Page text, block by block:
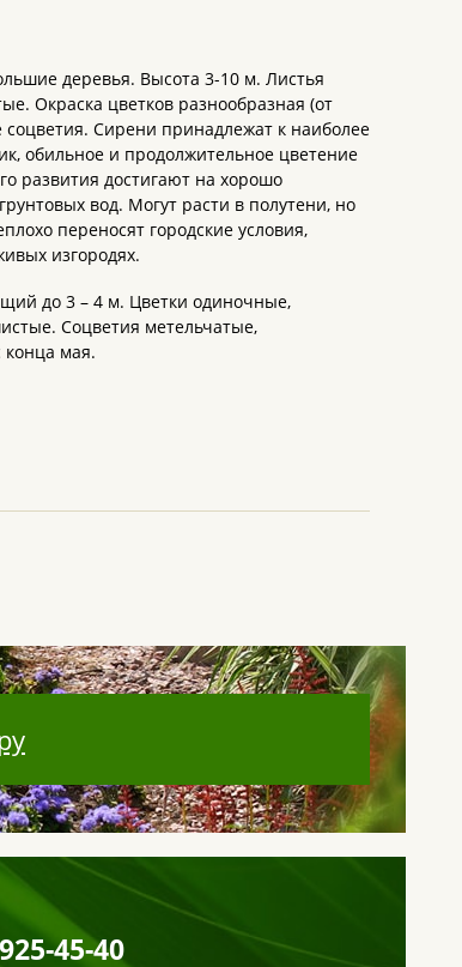
деревья. Высота 3-10 м. Листья
Окраска цветков разнообразная (от
Сирени принадлежат к наиболее
обильное и продолжительное цветение
развития достигают на хорошо
вод. Могут расти в полутени, но
переносят городские условия,
изгородях.
до 3 – 4 м. Цветки одиночные,
Соцветия метельчатые,
конца мая.
925-45-40